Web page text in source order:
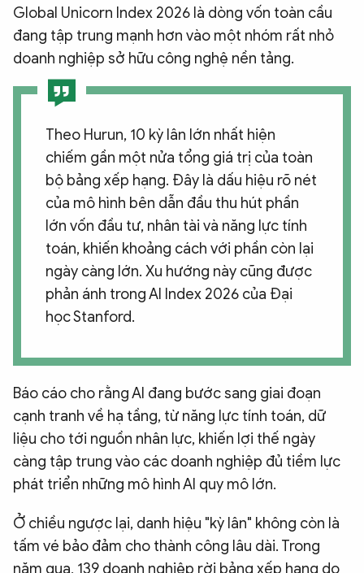
Global Unicorn Index 2026 là dòng vốn toàn cầu
đang tập trung mạnh hơn vào một nhóm rất nhỏ
doanh nghiệp sở hữu công nghệ nền tảng.
Theo Hurun, 10 kỳ lân lớn nhất hiện
chiếm gần một nửa tổng giá trị của toàn
bộ bảng xếp hạng. Đây là dấu hiệu rõ nét
của mô hình bên dẫn đầu thu hút phần
lớn vốn đầu tư, nhân tài và năng lực tính
toán, khiến khoảng cách với phần còn lại
ngày càng lớn. Xu hướng này cũng được
phản ánh trong AI Index 2026 của Đại
học Stanford.
Báo cáo cho rằng AI đang bước sang giai đoạn
cạnh tranh về hạ tầng, từ năng lực tính toán, dữ
liệu cho tới nguồn nhân lực, khiến lợi thế ngày
càng tập trung vào các doanh nghiệp đủ tiềm lực
phát triển những mô hình AI quy mô lớn.
Ở chiều ngược lại, danh hiệu "kỳ lân" không còn là
tấm vé bảo đảm cho thành công lâu dài. Trong
năm qua, 139 doanh nghiệp rời bảng xếp hạng do